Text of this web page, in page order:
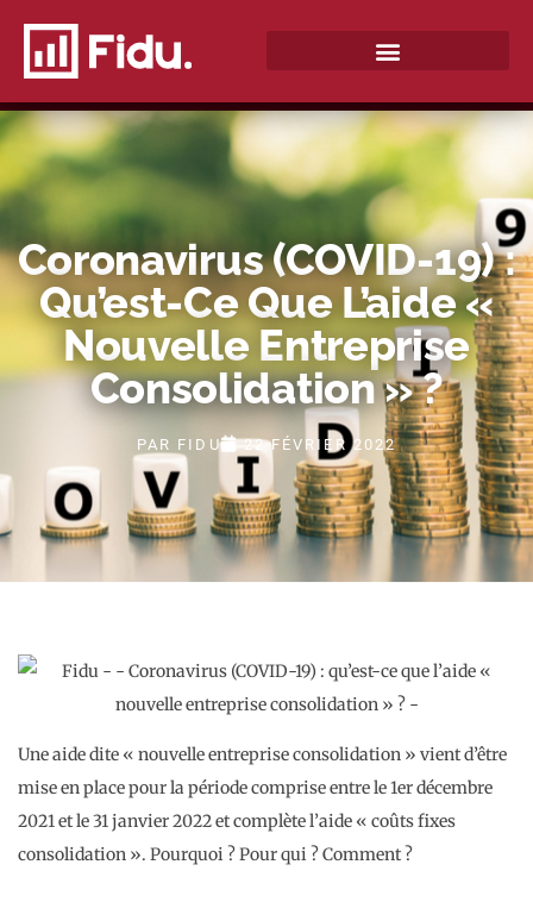
Coronavirus (COVID-19) :
Qu’est-Ce Que L’aide «
Nouvelle Entreprise
Consolidation » ?
PAR FIDU 22 FÉVRIER 2022
Une aide dite « nouvelle entreprise consolidation » vient d’être
mise en place pour la période comprise entre le 1er décembre
2021 et le 31 janvier 2022 et complète l’aide « coûts fixes
consolidation ». Pourquoi ? Pour qui ? Comment ?